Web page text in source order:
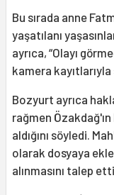
Bu sırada anne
yaşatılanı
ayrıca, “Olayı
kamera
Bozyurt ayrıca
rağmen
aldığını söyledi.
olarak dosyaya
alınmasını talep etti.